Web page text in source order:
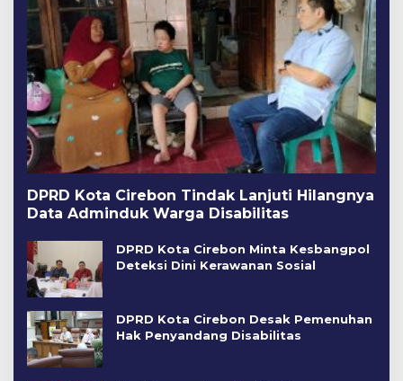
DPRD Kota Cirebon Tindak Lanjuti Hilangnya
Data Adminduk Warga Disabilitas
DPRD Kota Cirebon Minta Kesbangpol
Deteksi Dini Kerawanan Sosial
DPRD Kota Cirebon Desak Pemenuhan
Hak Penyandang Disabilitas